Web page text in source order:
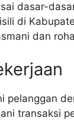
dasar-
di
dan
pelanggan
transaksi